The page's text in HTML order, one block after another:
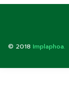
© 2018 Implaphoa.